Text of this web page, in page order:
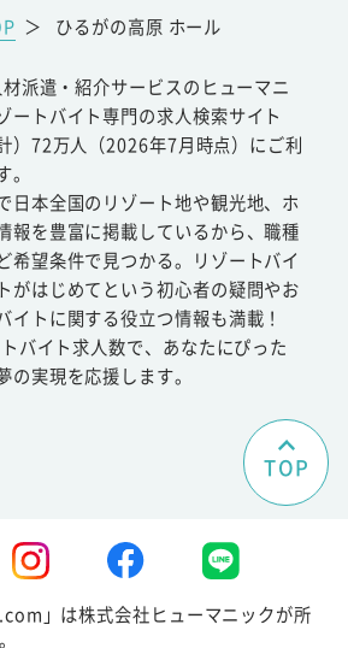
＞ ひるがの高原 ホール
派遣・紹介サービスのヒューマニ
ートバイト専門の求人検索サイト
）72万人（2026年7月時点）にご利
日本全国のリゾート地や観光地、ホ
報を豊富に掲載しているから、職種
希望条件で見つかる。リゾートバイ
がはじめてという初心者の疑問やお
イトに関する役立つ情報も満載！
バイト求人数で、あなたにぴった
の実現を応援します。
TOP
」は株式会社ヒューマニックが所